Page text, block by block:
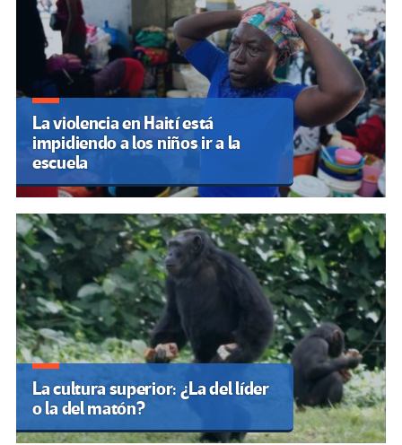
La violencia en Haití está
impidiendo a los niños ir a la
escuela
La cultura superior: ¿La del líder
o la del matón?